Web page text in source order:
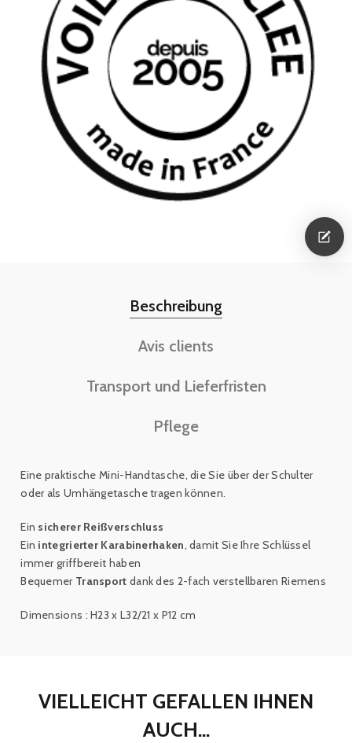
Beschreibung
Avis clients
Transport und Lieferfristen
Pflege
Eine praktische Mini-Handtasche, die Sie über der Schulter
oder als Umhängetasche tragen können.
Ein sicherer Reißverschluss
Ein integrierter Karabinerhaken, damit Sie Ihre Schlüssel
immer griffbereit haben
BequemerTransport dank des 2-fach verstellbaren Riemens
Dimensions :H23 x L32/21 x P12 cm
VIELLEICHT GEFALLEN IHNEN
AUCH...